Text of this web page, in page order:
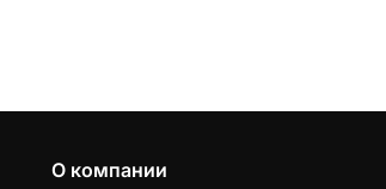
О компании